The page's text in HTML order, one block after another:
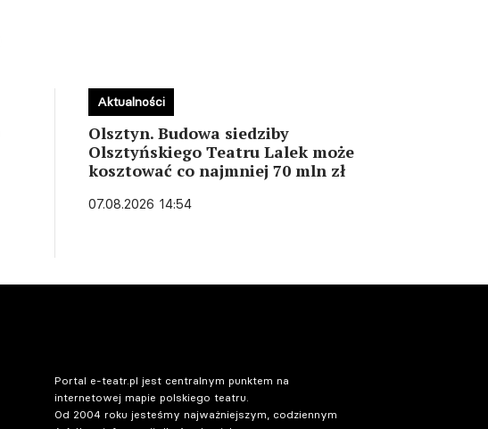
Olsztyn. Budowa siedziby
Olsztyńskiego Teatru Lalek może
kosztować co najmniej 70 mln zł
07.08.2026 14:54
Aktualności
Portal e-teatr.pl jest centralnym punktem na
internetowej mapie polskiego teatru.
Od 2004 roku jesteśmy najważniejszym, codziennym